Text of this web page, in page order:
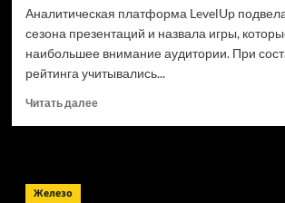
Аналитическая платформа LevelUp
сезона презентаций и назвала игры,
наибольшее внимание аудитории. При
рейтинга учитывались...
Читать далееПрочитать
Поиск
Железо